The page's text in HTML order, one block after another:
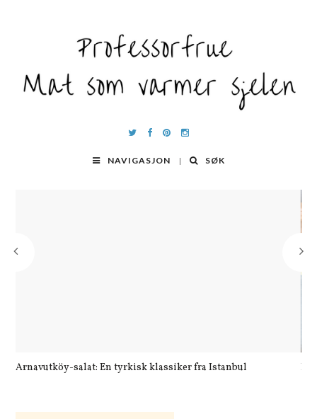
NAVIGASJON SØK
Arnavutköy-salat: En tyrkisk klassiker fra Istanbul